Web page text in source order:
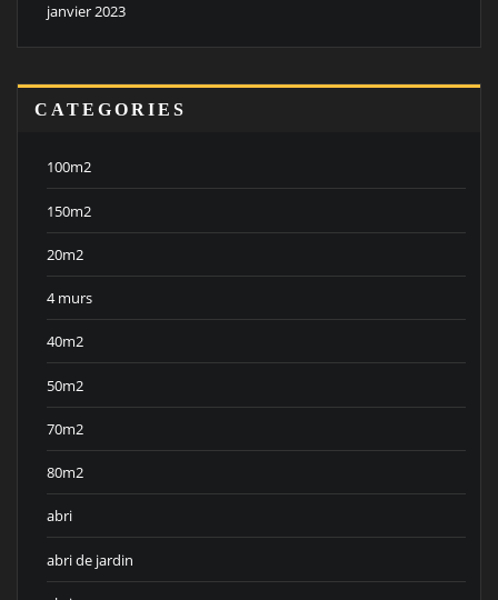
janvier 2023
CATEGORIES
100m2
150m2
20m2
4 murs
40m2
50m2
70m2
80m2
abri
abri de jardin